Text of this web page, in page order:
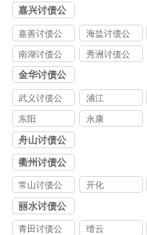
司
嘉兴讨债公
司
嘉善讨债公
司
海盐讨债公
司
南湖讨债公
司
秀洲讨债公
金华讨债公
司
武义讨债公
司
浦江
东阳 永康
舟山讨债公
司
衢州讨债公
司
常山讨债公
司
开化
丽水讨债公
司
青田讨债公
缙云